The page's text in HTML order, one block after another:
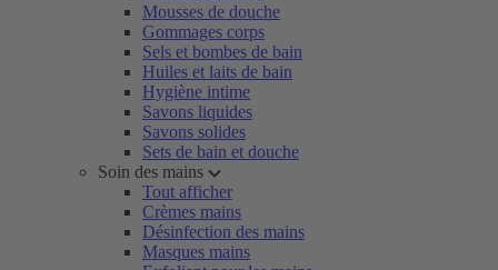
Mousses de douche
Gommages corps
Sels et bombes de bain
Huiles et laits de bain
Hygiène intime
Savons liquides
Savons solides
Sets de bain et douche
Soin des mains
Tout afficher
Crèmes mains
Désinfection des mains
Masques mains